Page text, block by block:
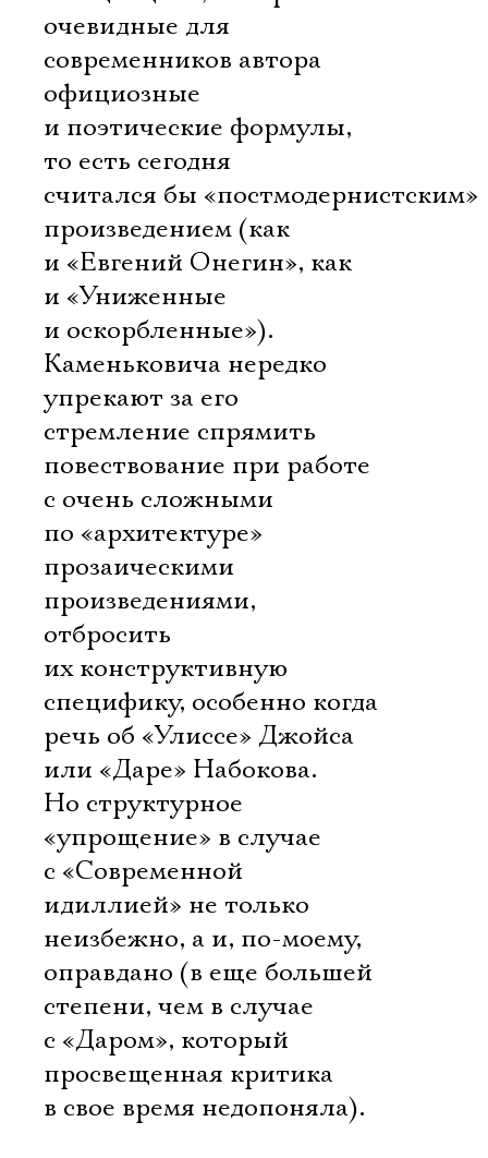
очевидные для
современников автора
официозные
и поэтические формулы,
то есть сегодня
считался бы «постмодернистским»
произведением (как
и «Евгений Онегин», как
и «Униженные
и оскорбленные»).
Каменьковича нередко
упрекают за его
стремление спрямить
повествование при работе
с очень сложными
по «архитектуре»
прозаическими
произведениями,
отбросить
их конструктивную
специфику, особенно когда
речь об «Улиссе» Джойса
или «Даре» Набокова.
Но структурное
«упрощение» в случае
с «Современной
идиллией» не только
неизбежно, а и, по-моему,
оправдано (в еще большей
степени, чем в случае
с «Даром», который
просвещенная критика
в свое время недопоняла).